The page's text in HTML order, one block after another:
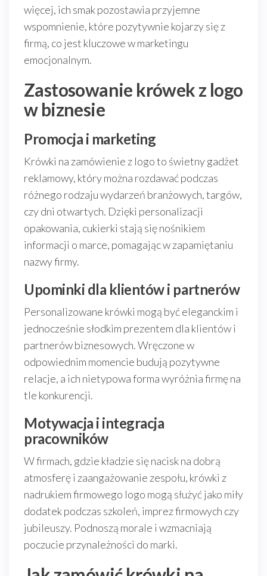
więcej, ich smak pozostawia przyjemne
wspomnienie, które pozytywnie kojarzy się z
firmą, co jest kluczowe w marketingu
emocjonalnym.
Zastosowanie krówek z logo
w biznesie
Promocja i marketing
Krówki na zamówienie z logo to świetny gadżet
reklamowy, który można rozdawać podczas
różnego rodzaju wydarzeń branżowych, targów,
czy dni otwartych. Dzięki personalizacji
opakowania, cukierki stają się nośnikiem
informacji o marce, pomagając w zapamiętaniu
nazwy firmy.
Upominki dla klientów i partnerów
Personalizowane krówki mogą być eleganckim i
jednocześnie słodkim prezentem dla klientów i
partnerów biznesowych. Wręczone w
odpowiednim momencie budują pozytywne
relacje, a ich nietypowa forma wyróżnia firmę na
tle konkurencji.
Motywacja i integracja
pracowników
W firmach, gdzie kładzie się nacisk na dobrą
atmosferę i zaangażowanie zespołu, krówki z
nadrukiem firmowego logo mogą służyć jako miły
dodatek podczas szkoleń, imprez firmowych czy
jubileuszy. Podnoszą morale i wzmacniają
poczucie przynależności do marki.